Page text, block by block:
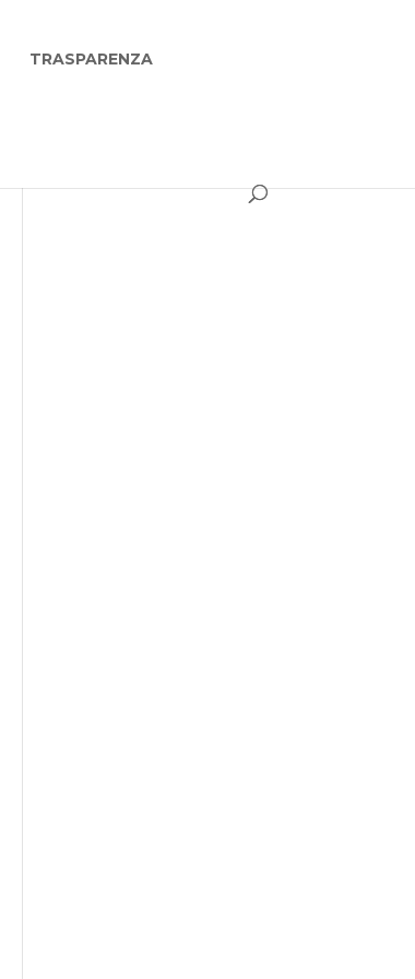
TRASPARENZA